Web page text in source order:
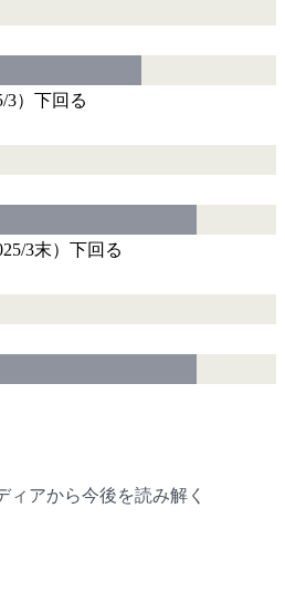
3） 下回る
3末） 下回る
ィアから今後を読み解く